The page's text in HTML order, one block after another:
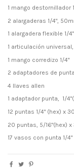
1 mango destornillador
2 alargaderas 1/4",
1 alargadera flexible 1/4"
1 articulación universal,
1 mango corredizo 1/4"
2 adaptadores de
4 llaves allen
1 adaptador punta, 1/
12 puntas 1/4" (hex) x
20 puntas, 5/16"(hex) x
17 vasos con punta 1/4"